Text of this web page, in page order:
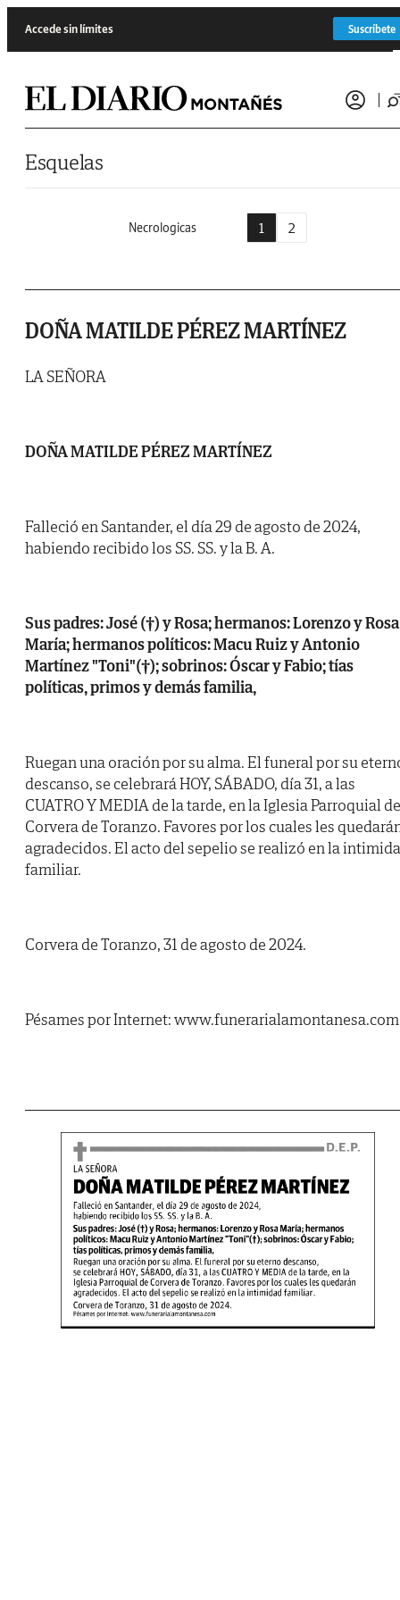
Accede sin límites Suscríbete
Esquelas
Necrologicas 1 2
DOÑA MATILDE PÉREZ MARTÍNEZ
LA SEÑORA
DOÑA MATILDE PÉREZ MARTÍNEZ
Falleció en Santander, el día 29 de agosto de 2024,
habiendo recibido los SS. SS. y la B. A.
Sus padres: José (†) y Rosa; hermanos: Lorenzo y Rosa
María; hermanos políticos: Macu Ruiz y Antonio
Martínez "Toni"(†); sobrinos: Óscar y Fabio; tías
políticas, primos y demás familia,
Ruegan una oración por su alma. El funeral por su
descanso, se celebrará HOY, SÁBADO, día 31, a las
CUATRO Y MEDIA de la tarde, en la Iglesia Parroquial de
Corvera de Toranzo. Favores por los cuales les
agradecidos. El acto del sepelio se realizó en la
familiar.
Corvera de Toranzo, 31 de agosto de 2024.
Pésames por Internet: www.funerarialamontanesa.com